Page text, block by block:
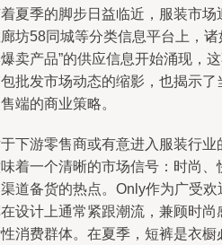
夏季的脚步日益临近，服装市
坊58同城等分类信息平台上，
卖产品”的供应信息开始涌现，
批发市场动态的缩影，也揭示
端的商业策略。
下游零售商或有意进入服装行
着一个清晰的市场信号：时尚
道备货的热点。Only作为广受
设计上通常紧跟潮流，兼顾时
消费群体。在夏季，短裤是衣